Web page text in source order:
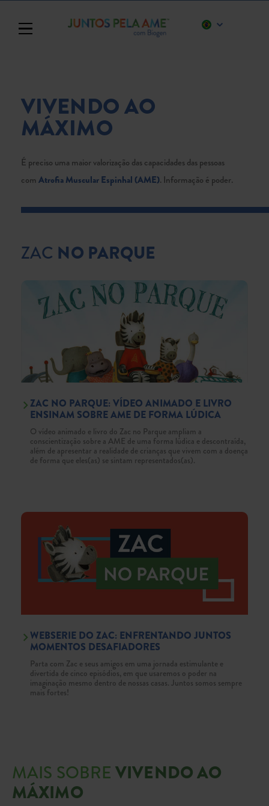
Toggle navigation
VIVENDO AO
MÁXIMO
É preciso uma maior valorização das capacidades das pessoas
com Atrofia Muscular Espinhal (AME). Informação é poder.
ZAC NO PARQUE
ZAC NO PARQUE: VÍDEO ANIMADO E LIVRO
ENSINAM SOBRE AME DE FORMA LÚDICA
O vídeo animado e livro do Zac no Parque ampliam a
conscientização sobre a AME de uma forma lúdica e descontraída,
além de apresentar a realidade de crianças que vivem com a doença
de forma que eles(as) se sintam representados(as).
WEBSERIE DO ZAC: ENFRENTANDO JUNTOS
MOMENTOS DESAFIADORES
Parta com Zac e seus amigos em uma jornada estimulante e
divertida de cinco episódios, em que usaremos o poder na
imaginação mesmo dentro de nossas casas. Juntos somos sempre
mais fortes!
MAIS SOBREVIVENDO AO
MÁXIMO